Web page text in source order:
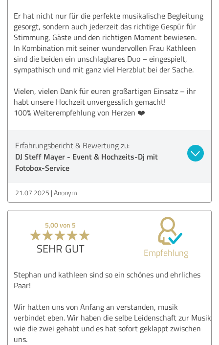
Er hat nicht nur für die perfekte musikalische Begleitung
gesorgt, sondern auch jederzeit das richtige Gespür für
Stimmung, Gäste und den richtigen Moment bewiesen.
In Kombination mit seiner wundervollen Frau Kathleen
sind die beiden ein unschlagbares Duo – eingespielt,
sympathisch und mit ganz viel Herzblut bei der Sache.
Vielen, vielen Dank für euren großartigen Einsatz – ihr
habt unsere Hochzeit unvergesslich gemacht!
100% Weiterempfehlung von Herzen ❤️
Erfahrungsbericht & Bewertung zu:
DJ Steff Mayer - Event & Hochzeits-Dj mit
Fotobox-Service
21.07.2025 Anonym
5,00 von 5
SEHR GUT Empfehlung
Stephan und kathleen sind so ein schönes und ehrliches
Paar!
Wir hatten uns von Anfang an verstanden, musik
verbindet eben. Wir haben die selbe Leidenschaft zur Musik
wie die zwei gehabt und es hat sofort geklappt zwischen
uns.